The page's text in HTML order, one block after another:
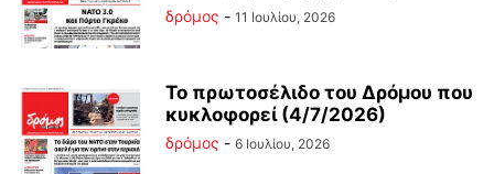
δρόμος - 11 Ιουλίου, 2026
Το πρωτοσέλιδο του Δρόμου που
κυκλοφορεί (4/7/2026)
δρόμος - 6 Ιουλίου, 2026